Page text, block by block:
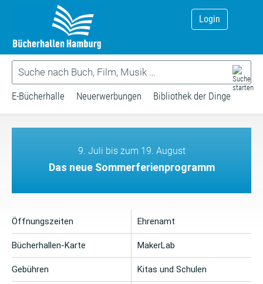
Login
E-Bücherhalle Neuerwerbungen Bibliothek der Dinge
9. Juli bis zum 19. August
Das neue Sommerferienprogramm
Öffnungszeiten
Bücherhallen-Karte
Gebühren
Ehrenamt
MakerLab
Kitas und Schulen